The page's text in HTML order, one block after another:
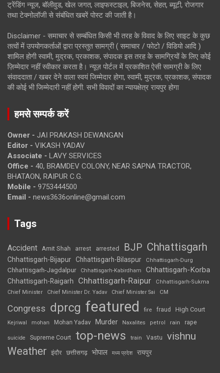
ट्रेंडिंग न्यूज, बॉलीवुड, खेल जगत, लाइफस्टाइल, बिजनेस, सेहत, ब्यूटी, रोजगार
तथा टेक्नोलॉजी से संबंधित खबरें पोस्ट की जाती है।
Disclaimer - समाचार से सम्बंधित किसी भी तरह के विवाद के लिए साइट के कुछ
तत्वों में उपयोगकर्ताओं द्वारा प्रस्तुत सामग्री ( समाचार / फोटो / विडियो आदि )
शामिल होगी स्वामी, मुद्रक, प्रकाशक, संपादक इस तरह के सामग्रियों के लिए कोई
ज़िम्मेदार नहीं स्वीकार करता है। न्यूज़ पोर्टल में प्रकाशित ऐसी सामग्री के लिए
संवाददाता / खबर देने वाला स्वयं जिम्मेदार होगा, स्वामी, मुद्रक, प्रकाशक, संपादक
की कोई भी जिम्मेदारी नहीं होगी. सभी विवादों का न्यायक्षेत्र रायपुर होगा
हमसे सम्पर्क करें
Owner - JAI PRAKASH DEWANGAN
Editor - VIKASH YADAV
Associate - LAVY SERVICES
Office - 40, BRAMDEV COLONY, NEAR SAPNA TRACTOR,
BHATAON, RAIPUR C.G.
Mobile - 9753444500
Email - news3636online@gmail.com
Tags
Accident Amit Shah arrest arrested BJP Chhattisgarh
Chhattisgarh-Bijapur Chhattisgarh-Bilaspur Chhattisgarh-Durg
Chhattisgarh-Jagdalpur Chhattisgarh-Kabirdham Chhattisgarh-Korba
Chhattisgarh-Raigarh Chhattisgarh-Raipur
Chhattisgarh-Sukma
Chief Minister
Chief Minister Dr. Yadav Chief Minister Sai CM
Congress dprcg featured fire fraud High Court
Kejriwal mohan Mohan Yadav Murder Naxalites petrol rain rape
suicide Supreme Court top-news train Vastu vishnu
Weather इंदौर छत्तीसगढ़ भोपाल मध्य प्रदेश रायपुर